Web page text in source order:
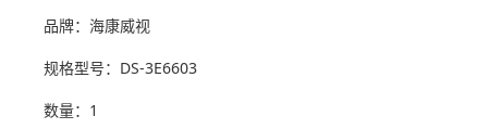
品牌：海康威视
规格型号：DS-3E6603
数量：1